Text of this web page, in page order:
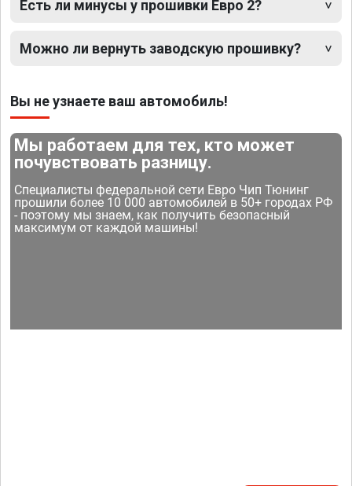
Есть ли минусы у прошивки Евро 2?
Можно ли вернуть заводскую прошивку?
Вы не узнаете ваш автомобиль!
Мы работаем для тех, кто может
почувствовать разницу.
Специалисты федеральной сети Евро Чип Тюнинг
прошили более 10 000 автомобилей в 50+ городах РФ
- поэтому мы знаем, как получить безопасный
максимум от каждой машины!